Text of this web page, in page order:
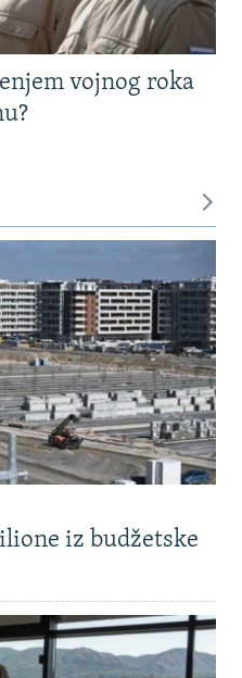
vojnog roka
iz budžetske